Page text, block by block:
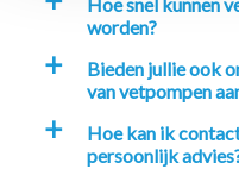
Hoe snel kunnen
worden?
a
Bieden jullie ook
van vetpompen
a
Hoe kan ik
persoonlijk